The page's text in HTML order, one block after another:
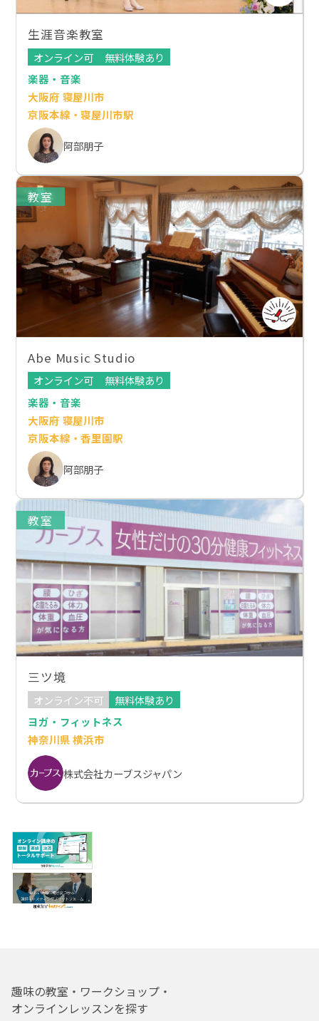
生涯音楽教室
オンライン可
無料体験あり
楽器・音楽
大阪府 寝屋川市
京阪本線・寝屋川市駅
阿部朋子
教室
Abe Music Studio
オンライン可
無料体験あり
楽器・音楽
大阪府 寝屋川市
京阪本線・香里園駅
阿部朋子
教室
三ツ境
オンライン不可
無料体験あり
ヨガ・フィットネス
神奈川県 横浜市
株式会社カーブスジャパン
趣味の教室・ワークショップ・
オンラインレッスンを探す